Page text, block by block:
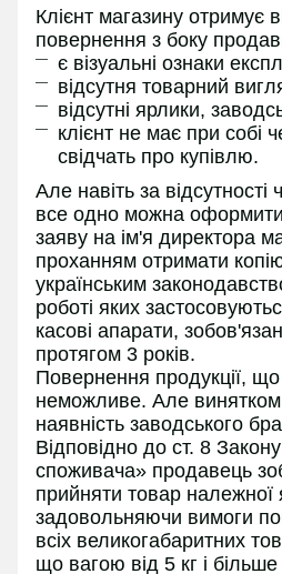
Клієнт магазину отримує
повернення з боку
є візуальні ознаки
відсутня товарний
відсутні ярлики,
клієнт не має при собі
свідчать про купівлю.
Але навіть за
все одно можна
заяву на ім'я директора
проханням отримати
українським
роботі яких
касові апарати,
протягом 3 років.
Повернення продукції,
неможливе. Але винятком
наявність заводського
Відповідно до ст. 8
споживача» продавець
прийняти товар належної
задовольняючи вимоги
всіх великогабаритних
що вагою від 5 кг і